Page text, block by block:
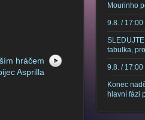
hráčem
Asprilla
Mourinho
9.8. /
tabulka,
9.8. /
Konec
hlavní fázi